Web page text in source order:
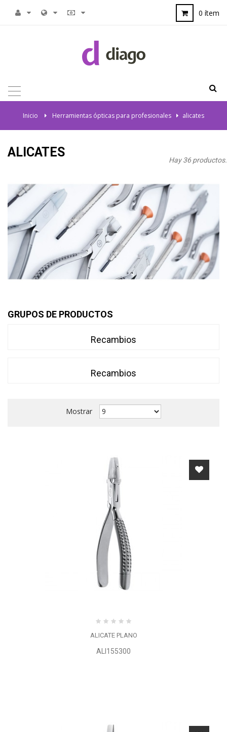
0 ítem
NAVEGACIÓN
TOGGLE
Inicio > Herramientas ópticas para profesionales > alicates
ALICATES
Hay 36 productos.
GRUPOS DE PRODUCTOS
Recambios
Recambios
Mostrar
ALICATE PLANO
ALI155300